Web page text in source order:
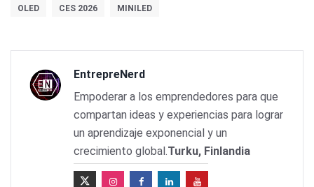
OLED CES 2026 MINILED
EntrepreNerd
Empoderar a los emprendedores para que
compartan ideas y experiencias para lograr
un aprendizaje exponencial y un
crecimiento global.Turku, Finlandia